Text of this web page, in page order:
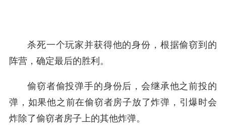
杀死一个玩家并获得他的身份，根据偷窃到的
阵营，确定最后的胜利。
偷窃者偷投弹手的身份后，会继承他之前投的
弹，如果他之前在偷窃者房子放了炸弹，引爆时会
炸除了偷窃者房子上的其他炸弹。